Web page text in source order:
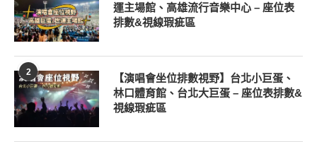
運主場館、高雄流行音樂中心 – 座位表
排數&視線瑕疵區
2
【演唱會坐位排數視野】台北小巨蛋、
林口體育館、台北大巨蛋 – 座位表排數&
視線瑕疵區